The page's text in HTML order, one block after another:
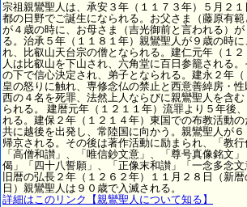
宗祖親鸞聖人は、承安３年（１１７３年）５月２
都の日野でご誕生になられる。お父さま（藤原有
が４歳の時に、お母さま（吉光御前と言われる）
る。治承５年（１１８１年）親鸞聖人が９歳の時
れ、比叡山天台宗の僧となられる。建仁元年（１
人は比叡山を下山され、六角堂に百日参籠される
の下で信心決定され、弟子となられる。建永２年
皇の怒りに触れ、専修念仏の禁止と西意善綽房・
西の４名を死罪、法然上人ならびに親鸞聖人を含
られる。 建暦元年（１２１１年）流罪より５年後
れる。建保２年（１２１４年）東国での布教活動
共に越後を出発し、常陸国に向かう。親鸞聖人が
帰京される。その後は著作活動に励まられ、「教行
「高僧和讃」、「唯信鈔文意」、「尊号真像銘文
偈」「四十八誓願」、「正像末和讃」「一念多念文
旧暦の弘長２年（１２６２年）１１月２８日（新
日）親鸞聖人は９０歳で入滅される。
詳細はこのリンク【親鸞聖人について知る】